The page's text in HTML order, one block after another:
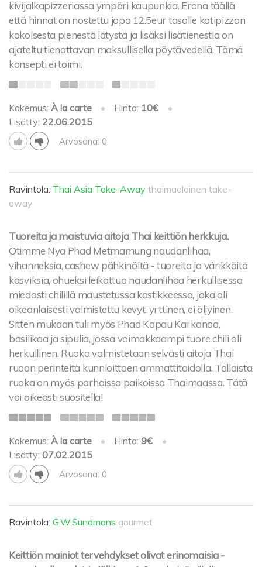
kivijalkapizzeriassa ympäri kaupunkia. Erona täällä
että hinnat on nostettu jopa 12.5eur tasolle kotipizzan
kokoisesta pienestä lätystä ja lisäksi lisätienestiä on
ajateltu tienattavan maksullisella pöytävedellä. Tämä
konsepti ei toimi.
Kokemus: À la carte • Hinta: 10€
•
Lisätty: 22.06.2015
Arvosana: 0
Ravintola: Thai Asia Take-Away thaimaalainen take-
away
Tuoreita ja maistuvia aitoja Thai keittiön herkkuja.
Otimme Nya Phad Metmamung naudanlihaa,
vihanneksia, cashew pähkinöitä - tuoreita ja värikkäitä
kasviksia, ohueksi leikattua naudanlihaa herkullisessa
miedosti chilillä maustetussa kastikkeessa, joka oli
oikeanlaisesti valmistettu kevyt, yrttinen, ei öljyinen.
Sitten mukaan tuli myös Phad Kapau Kai kanaa,
basilikaa ja sipulia, jossa voimakkaampi tuore chili oli
herkullinen. Ruoka valmistetaan selvästi aitoja Thai
ruoan perinteitä kunnioittaen ammattitaidolla. Tällaista
ruoka on myös parhaissa paikoissa Thaimaassa. Tätä
voi oikeasti suositella!
Kokemus: À la carte • Hinta:9€
•
Lisätty: 07.02.2015
Arvosana: 0
Ravintola: G.W.Sundmans gourmet
Keittiön mainiot tervehdykset olivat erinomaisia -